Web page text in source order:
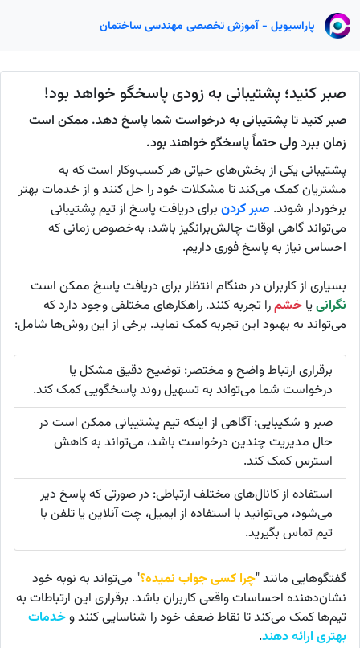
پاراسیویل - آموزش تخصصی مهندسی ساختمان
صبر کنید؛ پشتیبانی به زودی پاسخگو خواهد بود!
صبر کنید تا پشتیبانی به درخواست شما پاسخ دهد. ممکن است
زمان ببرد ولی حتماً پاسخگو خواهند بود.
پشتیبانی یکی از بخش‌های حیاتی هر کسب‌وکار است که به
مشتریان کمک می‌کند تا مشکلات خود را حل کنند و از خدمات بهتر
برخوردار شوند. صبر کردن برای دریافت پاسخ از تیم پشتیبانی
می‌تواند گاهی اوقات چالش‌برانگیز باشد، به‌خصوص زمانی که
احساس نیاز به پاسخ فوری داریم.
بسیاری از کاربران در هنگام انتظار برای دریافت پاسخ ممکن است
نگرانییا خشمرا تجربه کنند. راهکارهای مختلفی وجود دارد که
می‌تواند به بهبود این تجربه کمک نماید. برخی از این روش‌ها شامل:
برقراری ارتباط واضح و مختصر: توضیح دقیق مشکل یا
درخواست شما می‌تواند به تسهیل روند پاسخگویی کمک کند.
صبر و شکیبایی: آگاهی از اینکه تیم پشتیبانی ممکن است در
حال مدیریت چندین درخواست باشد، می‌تواند به کاهش
استرس کمک کند.
استفاده از کانال‌های مختلف ارتباطی: در صورتی که پاسخ دیر
می‌شود، می‌توانید با استفاده از ایمیل، چت آنلاین یا تلفن با
تیم تماس بگیرید.
گفتگوهایی مانند "چرا کسی جواب نمیده؟" می‌تواند به نوبه خود
نشان‌دهنده احساسات واقعی کاربران باشد. برقراری این ارتباطات به
تیم‌ها کمک می‌کند تا نقاط ضعف خود را شناسایی کنند وخدمات
بهتری ارائه دهند.